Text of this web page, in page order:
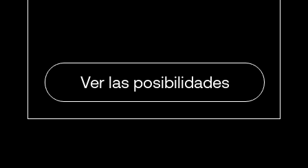
Ver las posibilidades